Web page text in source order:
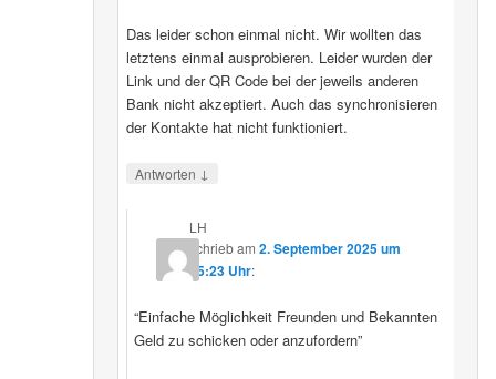
Das leider schon einmal nicht. Wir wollten das
letztens einmal ausprobieren. Leider wurden der
Link und der QR Code bei der jeweils anderen
Bank nicht akzeptiert. Auch das synchronisieren
der Kontakte hat nicht funktioniert.
Antworten ↓
LH
schriebam2. September 2025 um
15:23 Uhr:
“Einfache Möglichkeit Freunden und Bekannten
Geld zu schicken oder anzufordern”